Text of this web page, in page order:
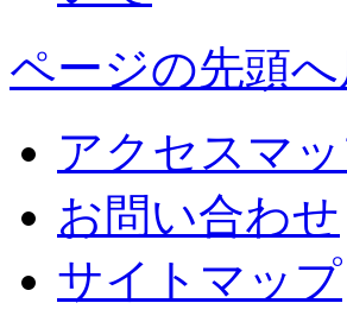
ページの先頭へ
アクセスマ
お問い合わせ
サイトマップ